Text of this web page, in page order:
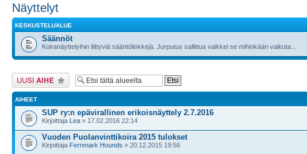
Näyttelyt
KESKUSTELUALUE
Säännöt
Koiranäyttelyihin liittyviä sääntölinkkejä. Jurputus sallittua vaikkei se mihinkään vaikuta...
Lähetä uusi viesti
AIHEET
SUP ry:n epävirallinen erikoisnäyttely 2.7.2016
Kirjoittaja Lea » 17.02.2016 22:14
Vuoden Puolanvinttikoira 2015 tulokset
Kirjoittaja Fernmark Hounds » 20.12.2015 19:56